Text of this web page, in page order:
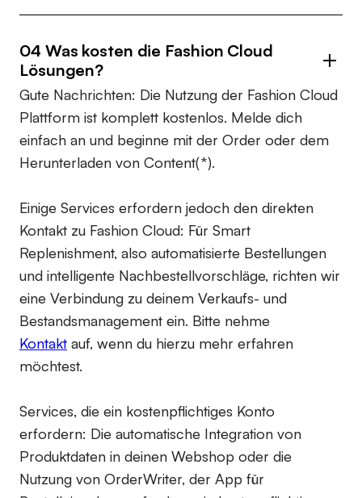
04 Was kosten die Fashion Cloud
Lösungen?
Gute Nachrichten: Die Nutzung der Fashion Cloud
Plattform ist komplett kostenlos. Melde dich
einfach an und beginne mit der Order oder dem
Herunterladen von Content(*).
Einige Services erfordern jedoch den direkten
Kontakt zu Fashion Cloud: Für Smart
Replenishment, also automatisierte Bestellungen
und intelligente Nachbestellvorschläge, richten wir
eine Verbindung zu deinem Verkaufs- und
Bestandsmanagement ein. Bitte nehme
Kontakt auf, wenn du hierzu mehr erfahren
möchtest.
Services, die ein kostenpflichtiges Konto
erfordern: Die automatische Integration von
Produktdaten in deinen Webshop oder die
Nutzung von OrderWriter, der App für